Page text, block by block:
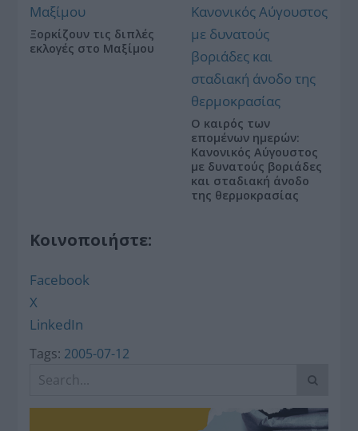
Ξορκίζουν τις διπλές
εκλογές στο Μαξίμου
Ο καιρός των
επομένων ημερών:
Κανονικός Αύγουστος
με δυνατούς βοριάδες
και σταδιακή άνοδο
της θερμοκρασίας
Κοινοποιήστε:
Facebook
X
LinkedIn
Tags: 2005-07-12